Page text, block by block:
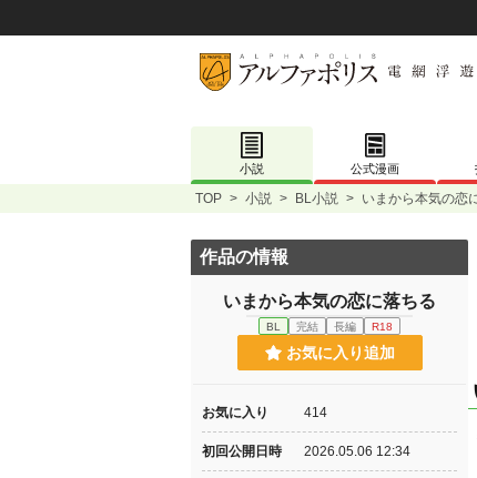
小説 公式漫画
TOP > 小説 > BL小説 > いまから本気の恋
作品の情報
いまから本気の恋に落ちる
BL 完結 長編 R18
お気に入り追加
お気に入り 414
初回公開日時 2026.05.06 12:34